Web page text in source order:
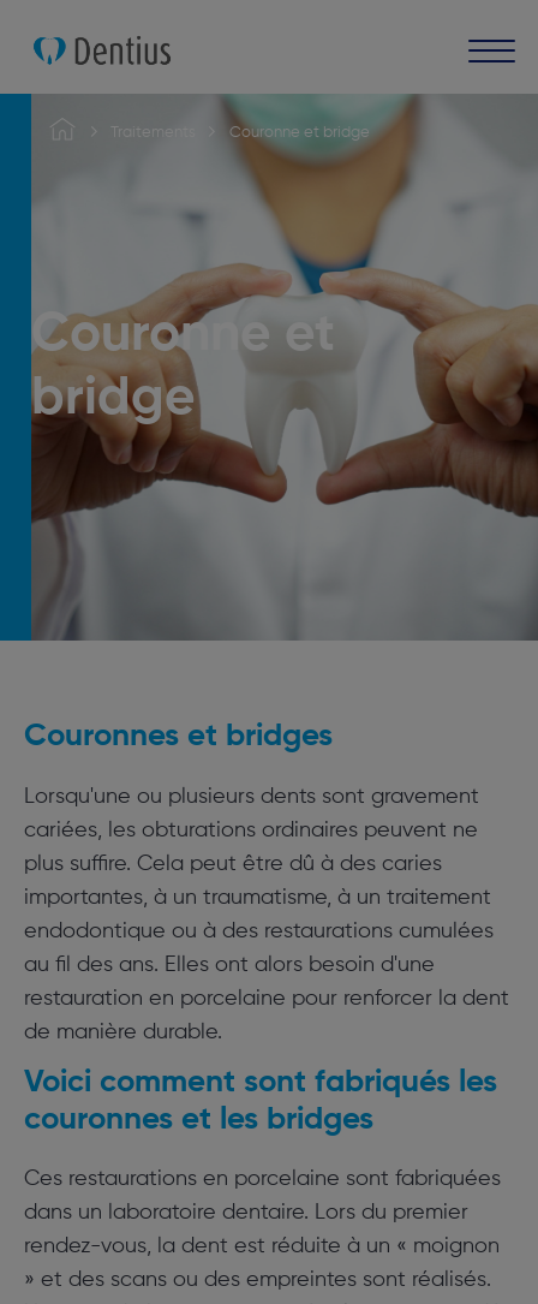
Traitements Couronne et bridge
Couronne et
bridge
Couronnes et bridges
Lorsqu'une ou plusieurs dents sont gravement
cariées, les obturations ordinaires peuvent ne
plus suffire. Cela peut être dû à des caries
importantes, à un traumatisme, à un traitement
endodontique ou à des restaurations cumulées
au fil des ans. Elles ont alors besoin d'une
restauration en porcelaine pour renforcer la dent
de manière durable.
Voici comment sont fabriqués les
couronnes et les bridges
Ces restaurations en porcelaine sont fabriquées
dans un laboratoire dentaire. Lors du premier
rendez-vous, la dent est réduite à un « moignon
» et des scans ou des empreintes sont réalisés.